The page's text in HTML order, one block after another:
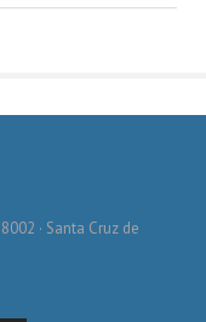
· Santa Cruz de